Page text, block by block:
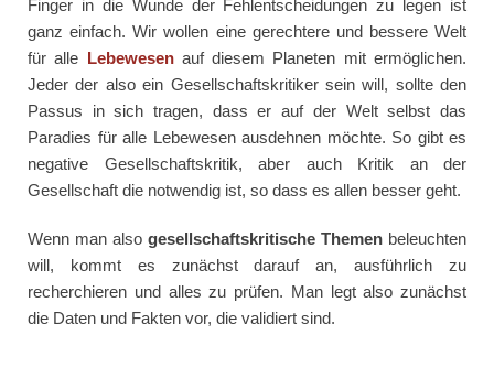
Finger in die Wunde der Fehlentscheidungen zu legen ist
ganz einfach. Wir wollen eine gerechtere und bessere Welt
für alle Lebewesenauf diesem Planeten mit ermöglichen.
Jeder der also ein Gesellschaftskritiker sein will, sollte den
Passus in sich tragen, dass er auf der Welt selbst das
Paradies für alle Lebewesen ausdehnen möchte. So gibt es
negative Gesellschaftskritik, aber auch Kritik an der
Gesellschaft die notwendig ist, so dass es allen besser geht.
Wenn man also gesellschaftskritische Themen beleuchten
will, kommt es zunächst darauf an, ausführlich zu
recherchieren und alles zu prüfen. Man legt also zunächst
die Daten und Fakten vor, die validiert sind.